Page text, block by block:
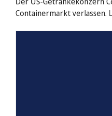
Containermarkt verlassen.